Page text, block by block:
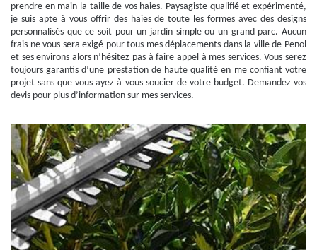
prendre en main la taille de vos haies. Paysagiste qualifié et expérimenté,
je suis apte à vous offrir des haies de toute les formes avec des designs
personnalisés que ce soit pour un jardin simple ou un grand parc. Aucun
frais ne vous sera exigé pour tous mes déplacements dans la ville de Penol
et ses environs alors n’hésitez pas à faire appel à mes services. Vous serez
toujours garantis d’une prestation de haute qualité en me confiant votre
projet sans que vous ayez à vous soucier de votre budget. Demandez vos
devis pour plus d’information sur mes services.